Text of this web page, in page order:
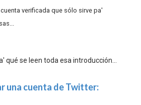
verificada que sólo sirve pa'
qué se leen toda esa introducción...
una cuenta de Twitter: